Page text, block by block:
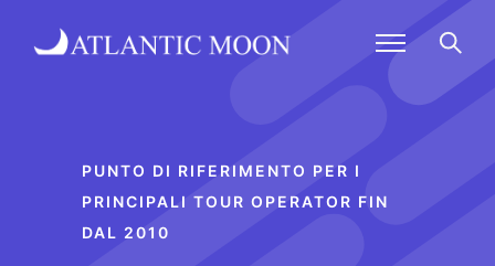
PUNTO DI RIFERIMENTO PER I
PRINCIPALI TOUR OPERATOR FIN
DAL 2010